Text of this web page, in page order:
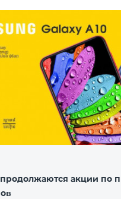
акции по